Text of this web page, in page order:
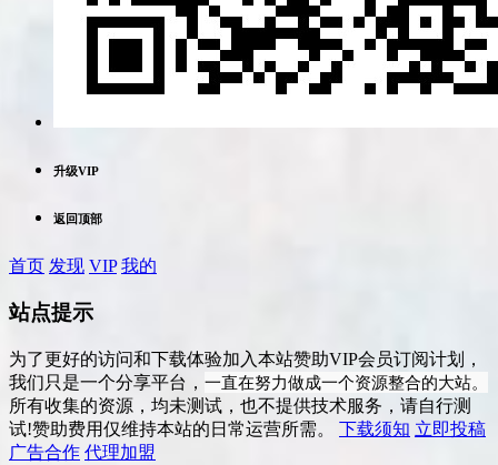
升级VIP
返回顶部
首页 发现 VIP 我的
站点提示
为了更好的访问和下载体验加入本站赞助VIP会员订阅计划，
我们只是一个分享平台， 一直在努力做成一个资源整合的大站。
所有收集的资源，均未测试，也不提供技术服务，请自行测
试!赞助费用仅维持本站的日常运营所需。 下载须知 立即投稿
广告合作 代理加盟